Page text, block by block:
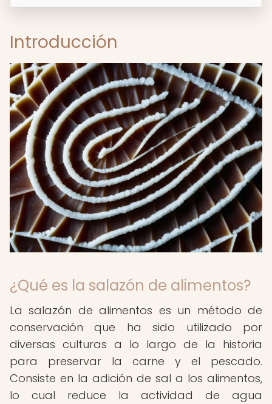
Introducción
¿Qué es la salazón de alimentos?
La salazón de alimentos es un método de
conservación que ha sido utilizado por
diversas culturas a lo largo de la historia
para preservar la carne y el pescado.
Consiste en la adición de sal a los alimentos,
lo cual reduce la actividad de agua